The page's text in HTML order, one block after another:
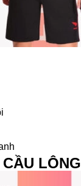
LÔNG